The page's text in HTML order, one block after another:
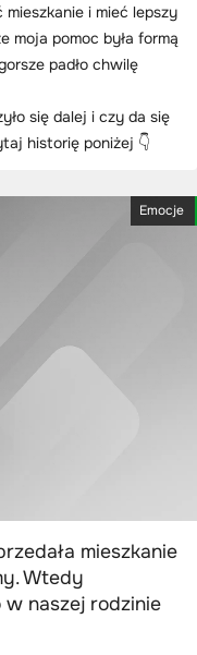
mieszkanie i mieć lepszy
moja pomoc była formą
padło chwilę
się dalej i czy da się
historię poniżej 👇
Emocje
mieszkanie
Wtedy
w naszej rodzinie